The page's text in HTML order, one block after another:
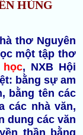
HÙNG
thơ Nguyên
một tập thơ
học, NXB Hội
bằng sự am
bằng tên các
các nhà văn,
dung các văn